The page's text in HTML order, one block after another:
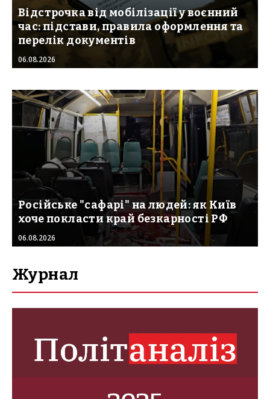
Відстрочка від мобілізації у воєнний
час: підстави, правила оформлення та
перелік документів
06.08.2026
Російське "сафарі" на людей: як Київ
хоче покласти край безкарності РФ
06.08.2026
Журнал